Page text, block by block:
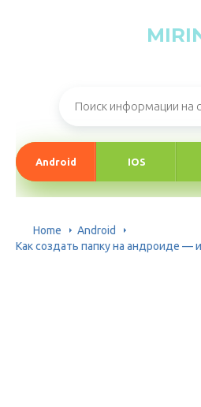
Android IOS
Home
Android
Как создать папку на андроиде —